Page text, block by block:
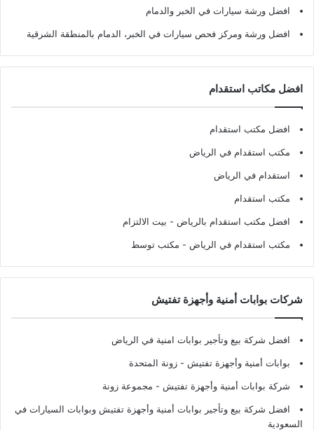
افضل ورشة سيارات في الخبر والدمام
افضل ورشة ومركز فحص سيارات في الخبر، الدمام بالمنطقة الشرقية
افضل مكاتب استقدام
افضل مكتب استقدام
مكتب استقدام في الرياض
استقدام في الرياض
مكتب استقدام
افضل مكتب استقدام بالرياض - بيت الالتزام
مكتب استقدام في الرياض - مكتب توسط
شركات بوابات أمنية وأجهزة تفتيش
افضل شركة بيع وتأجير بوابات امنية في الرياض
بوابات أمنية وأجهزة تفتيش - زونة المتحدة
شركة بوابات أمنية وأجهزة تفتيش - مجموعة زونة
افضل شركة بيع وتأجير بوابات أمنية وأجهزة تفتيش وبوابات السيارات في
السعودية